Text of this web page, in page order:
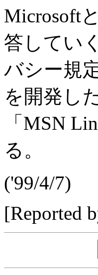
Microsoft
答してい
バシー規
を開発し
「MSN
る。
('99/4/7)
[Reported